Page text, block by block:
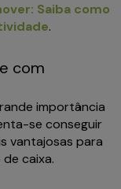
Saiba como
.
com
importância
se conseguir
vantajosas para
caixa.